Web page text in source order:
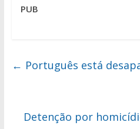
PUB
← Português está
Detenção por